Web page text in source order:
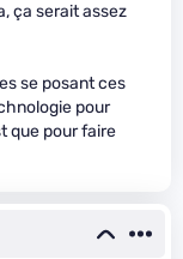
ça serait assez
se posant ces
pour
que pour faire